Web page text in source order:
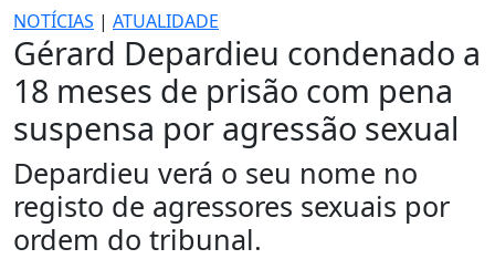
NOTÍCIAS | ATUALIDADE
Gérard Depardieu condenado a
18 meses de prisão com pena
suspensa por agressão sexual
Depardieu verá o seu nome no
registo de agressores sexuais por
ordem do tribunal.